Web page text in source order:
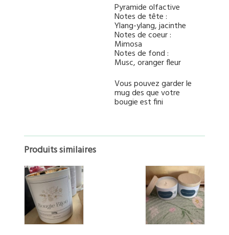
Pyramide olfactive
Notes de tête :
Ylang-ylang, jacinthe
Notes de coeur :
Mimosa
Notes de fond :
Musc, oranger fleur
Vous pouvez garder le
mug des que votre
bougie est fini
Produits similaires